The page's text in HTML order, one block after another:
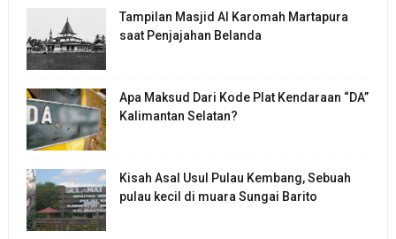
Tampilan Masjid Al Karomah Martapura
saat Penjajahan Belanda
Apa Maksud Dari Kode Plat Kendaraan “DA”
Kalimantan Selatan?
Kisah Asal Usul Pulau Kembang, Sebuah
pulau kecil di muara Sungai Barito